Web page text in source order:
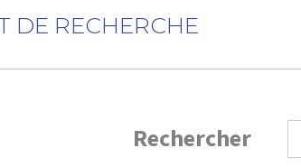
DE RECHERCHE
Rechercher